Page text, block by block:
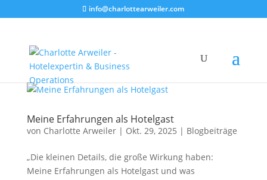
info@charlottearweiler.com
Meine Erfahrungen als Hotelgast
von Charlotte Arweiler| Okt. 29, 2025 | Blogbeiträge
„Die kleinen Details, die große Wirkung haben:
Meine Erfahrungen als Hotelgast und was